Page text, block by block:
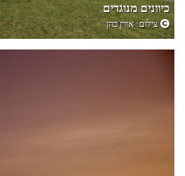
כיוונים מנוגדים
צילום:אורן כהן